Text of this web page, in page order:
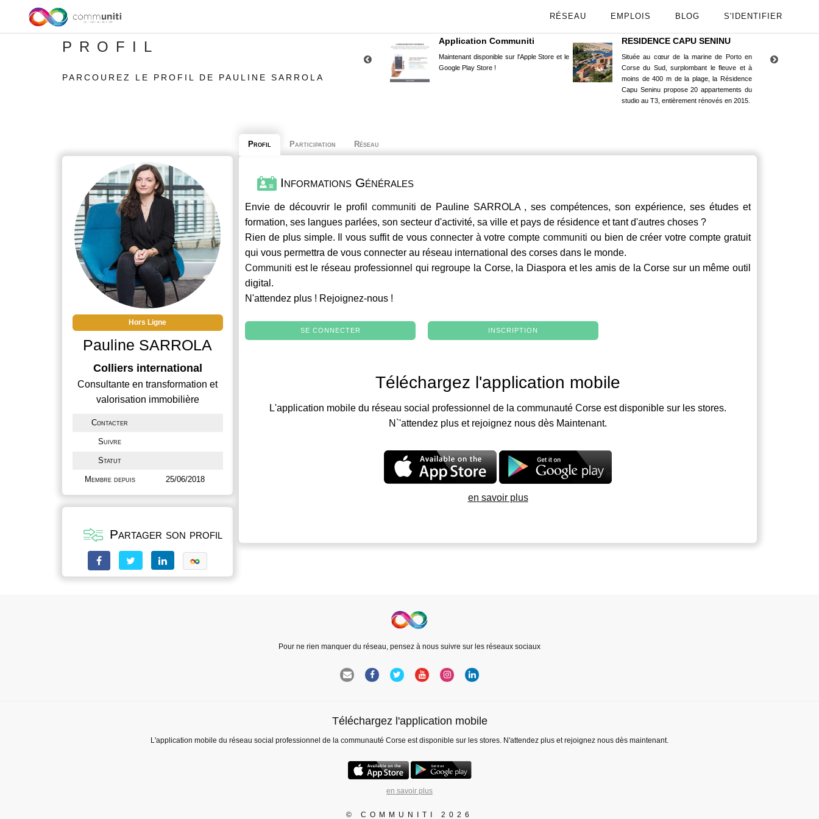
RÉSEAU EMPLOIS BLOG S'IDENTIFIER
PROFIL
PARCOUREZ LE PROFIL DE PAULINE SARROLA
Application Communiti
Maintenant disponible sur l'Apple Store et le
Google Play Store !
RESIDENCE CAPU SENINU
Située au cœur de la marine de Porto en
Corse du Sud, surplombant le fleuve et à
moins de 400 m de la plage, la Résidence
Capu Seninu propose 20 appartements du
studio au T3, entièrement rénovés en 2015.
Hors Ligne
Pauline SARROLA
Colliers international
Consultante en transformation et
valorisation immobilière
Contacter
Suivre
Statut
Membre depuis 25/06/2018
Partager son profil
Profil Participation Réseau
Informations Générales
Envie de découvrir le profil communiti de Pauline SARROLA , ses compétences, son expérience, ses études et
formation, ses langues parlées, son secteur d'activité, sa ville et pays de résidence et tant d'autres choses ?
Rien de plus simple. Il vous suffit de vous connecter à votre comptecommuniti ou bien de créer votre compte gratuit
qui vous permettra de vous connecter au réseau international des corses dans le monde.
Communiti est le réseau professionnel qui regroupe la Corse, la Diaspora et les amis de la Corse sur un même outil
digital.
N'attendez plus ! Rejoignez-nous !
SE CONNECTER INSCRIPTION
Téléchargez l'application mobile
L'application mobile du réseau social professionnel de la communauté Corse est disponible sur les stores.
N`'attendez plus et rejoignez nous dès Maintenant.
en savoir plus
Pour ne rien manquer du réseau, pensez à nous suivre sur les réseaux sociaux
Téléchargez l'application mobile
L'application mobile du réseau social professionnel de la communauté Corse est disponible sur les stores. N'attendez plus et rejoignez nous dès maintenant.
en savoir plus
© COMMUNITI 2026